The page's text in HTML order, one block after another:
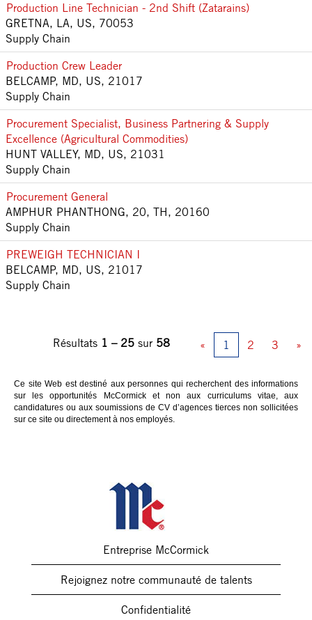
Production Line Technician - 2nd Shift (Zatarains)
GRETNA, LA, US, 70053
Supply Chain
Production Crew Leader
BELCAMP, MD, US, 21017
Supply Chain
Procurement Specialist, Business Partnering & Supply
Excellence (Agricultural Commodities)
HUNT VALLEY, MD, US, 21031
Supply Chain
Procurement General
AMPHUR PHANTHONG, 20, TH, 20160
Supply Chain
PREWEIGH TECHNICIAN I
BELCAMP, MD, US, 21017
Supply Chain
Résultats 1 – 25 sur 58 « 1 2 3 »
Ce site Web est destiné aux personnes qui recherchent des informations
sur les opportunités McCormick et non aux curriculums vitae, aux
candidatures ou aux soumissions de CV d’agences tierces non sollicitées
sur ce site ou directement à nos employés.
Entreprise McCormick
Rejoignez notre communauté de talents
Confidentialité